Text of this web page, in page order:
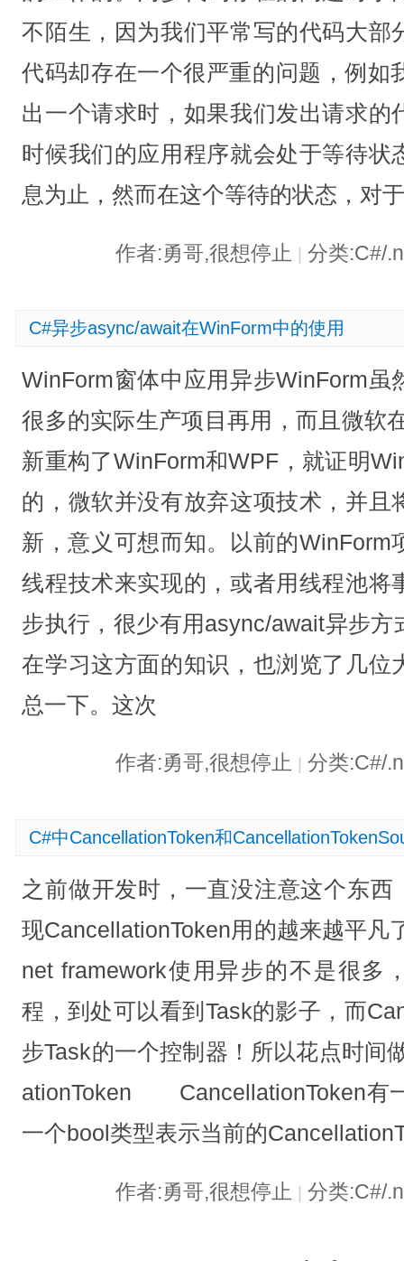
不陌生，因为我们平常写的代码大部
代码却存在一个很严重的问题，例如
出一个请求时，如果我们发出请求的
时候我们的应用程序就会处于等待状
息为止，然而在这个等待的状态，对
作者:勇哥,很想停止 | 分类:C#/
C#异步async/await在WinForm中的使用
WinForm窗体中应用异步WinForm虽
很多的实际生产项目再用，而且微软
新重构了WinForm和WPF，就证明
的，微软并没有放弃这项技术，并且
新，意义可想而知。以前的WinForm
线程技术来实现的，或者用线程池将
步执行，很少有用async/await异步
在学习这方面的知识，也浏览了几位
总一下。这次
作者:勇哥,很想停止 分类:C#/
C#中CancellationToken和
之前做开发时，一直没注意这个东西
现CancellationToken用的越来越平
net framework使用异步的不是很多
程，到处可以看到Task的影子，而
步Task的一个控制器！所以花
ationToken CancellationToken有
一个bool类型表示当前的
作者:勇哥,很想停止 | 分类:C#/